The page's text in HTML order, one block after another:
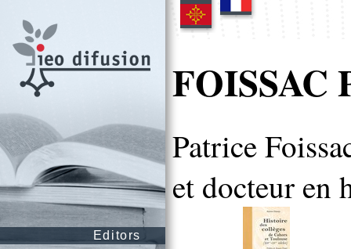
Editors
FOISSAC
Patrice
et docteur en